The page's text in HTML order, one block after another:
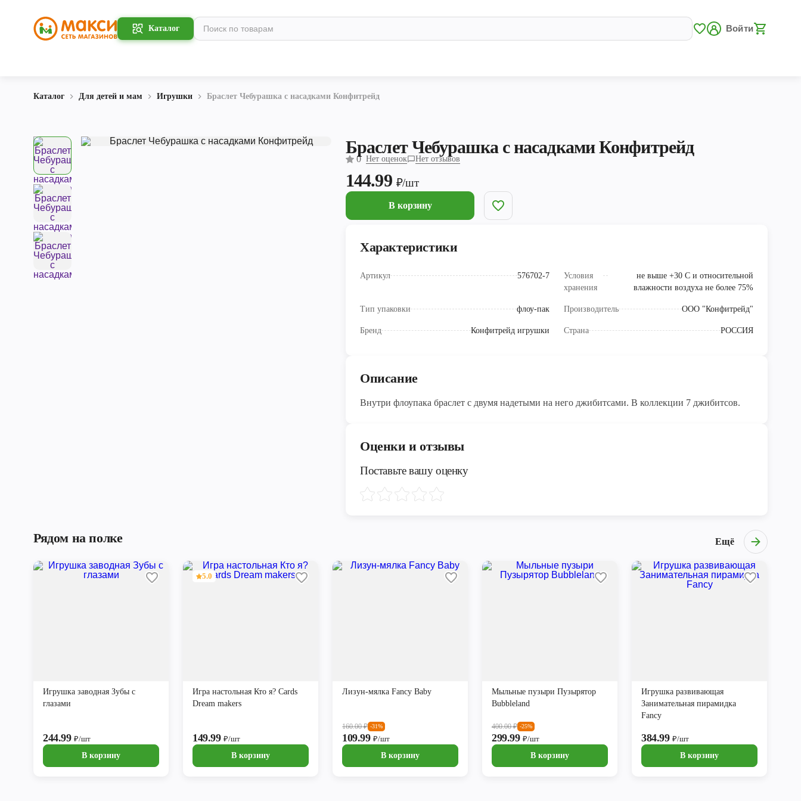
Каталог Войти
Каталог Для детей и мам Игрушки Браслет Чебурашка с насадками Конфитрейд
Браслет Чебурашка с насадками Конфитрейд
0 Нет оценок Нет отзывов
144.99 ₽/шт
В корзину
Характеристики
Артикул 576702-7
Условия
хранения
не выше +30 С и относительной
влажности воздуха не более 75%
Тип упаковки флоу-пак Производитель ООО "Конфитрейд"
Бренд Конфитрейд игрушки Страна РОССИЯ
Описание
Внутри флоупака браслет с двумя надетыми на него джибитсами. В коллекции 7 джибитсов.
Оценки и отзывы
Поставьте вашу оценку
Рядом на полке Ещё
Игрушка заводная Зубы с
глазами
244.99₽/шт
В корзину
5.0
Игра настольная Кто я? Cards
Dream makers
149.99₽/шт
В корзину
Лизун-мялка Fancy Baby
160.00₽ -31%
109.99₽/шт
В корзину
Мыльные пузыри Пузырятор
Bubbleland
400.00₽ -25%
299.99₽/шт
В корзину
Игрушка развивающая
Занимательная пирамидка
Fancy
384.99₽/шт
В корзину